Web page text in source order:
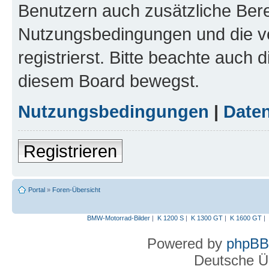
Benutzern auch zusätzliche
Nutzungsbedingungen und die
registrierst. Bitte beachte auch
diesem Board bewegst.
Nutzungsbedingungen |
Registrieren
Portal » Foren-Übersicht
BMW-Motorrad-Bilder| K 1200 S| K 1300 GT| K 1600 GT|
Powered by phpBB
Deutsche